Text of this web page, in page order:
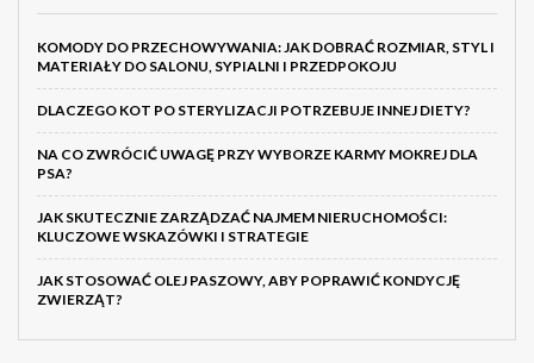
KOMODY DO PRZECHOWYWANIA: JAK DOBRAĆ ROZMIAR, STYL I
MATERIAŁY DO SALONU, SYPIALNI I PRZEDPOKOJU
DLACZEGO KOT PO STERYLIZACJI POTRZEBUJE INNEJ DIETY?
NA CO ZWRÓCIĆ UWAGĘ PRZY WYBORZE KARMY MOKREJ DLA
PSA?
JAK SKUTECZNIE ZARZĄDZAĆ NAJMEM NIERUCHOMOŚCI:
KLUCZOWE WSKAZÓWKI I STRATEGIE
JAK STOSOWAĆ OLEJ PASZOWY, ABY POPRAWIĆ KONDYCJĘ
ZWIERZĄT?